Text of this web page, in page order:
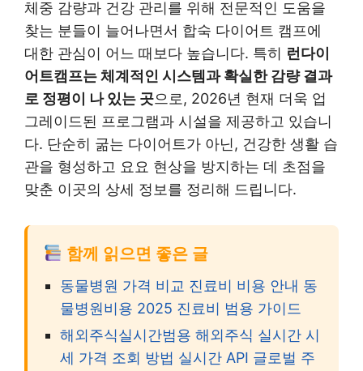
체중 감량과 건강 관리를 위해 전문적인 도움을
찾는 분들이 늘어나면서 합숙 다이어트 캠프에
대한 관심이 어느 때보다 높습니다. 특히 런다이
어트캠프는 체계적인 시스템과 확실한 감량 결과
로 정평이 나 있는 곳으로, 2026년 현재 더욱 업
그레이드된 프로그램과 시설을 제공하고 있습니
다. 단순히 굶는 다이어트가 아닌, 건강한 생활 습
관을 형성하고 요요 현상을 방지하는 데 초점을
맞춘 이곳의 상세 정보를 정리해 드립니다.
함께 읽으면 좋은 글
동물병원 가격 비교 진료비 비용 안내 동
물병원비용 2025 진료비 범용 가이드
해외주식실시간범용 해외주식 실시간 시
세 가격 조회 방법 실시간 API 글로벌 주